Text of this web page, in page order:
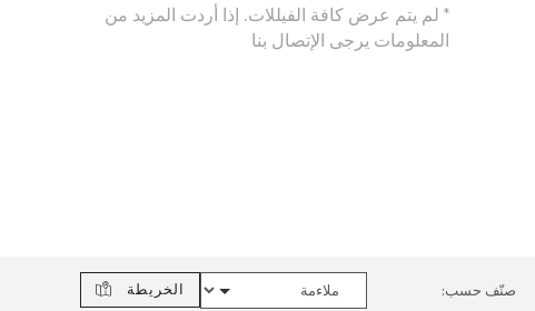
* لم يتم عرض كافة الفيللات. إذا أردت المزيد من
المعلومات يرجى الإتصال بنا
صنّف حسب: الخريطة